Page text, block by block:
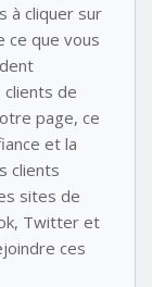
à cliquer sur
ce que vous
clients de
page, ce
et la
clients
sites de
Twitter et
ces